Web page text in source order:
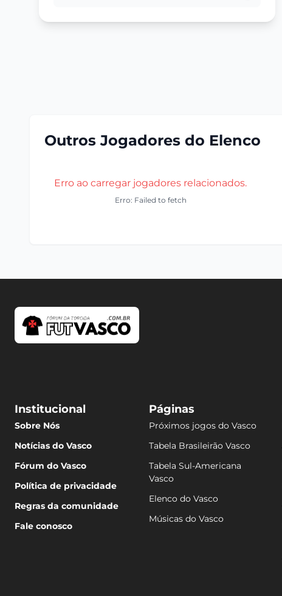
Outros Jogadores do Elenco
Erro ao carregar jogadores relacionados.
Erro: Failed to fetch
Institucional
Sobre Nós
Notícias do Vasco
Fórum do Vasco
Política de privacidade
Regras da comunidade
Fale conosco
Páginas
Próximos jogos do Vasco
Tabela Brasileirão Vasco
Tabela Sul-Americana
Vasco
Elenco do Vasco
Músicas do Vasco